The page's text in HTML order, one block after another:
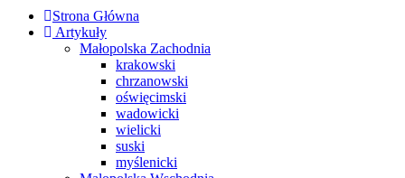
Strona Główna
Artykuły
Małopolska Zachodnia
krakowski
chrzanowski
oświęcimski
wadowicki
wielicki
suski
myślenicki